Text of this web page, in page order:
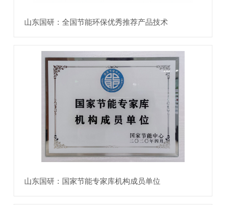
山东国研：全国节能环保优秀推荐产品技术
山东国研：国家节能专家库机构成员单位